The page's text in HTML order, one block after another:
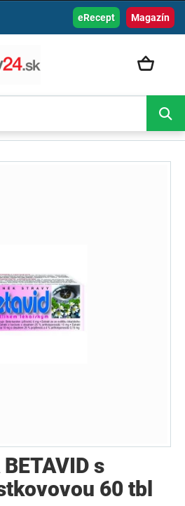
Magazín
eRecept
s
60 tbl